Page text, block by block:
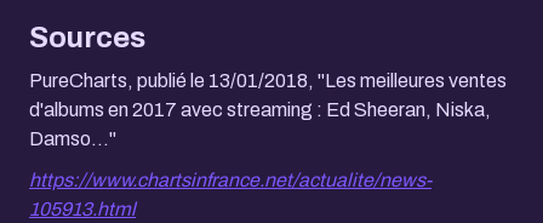
Sources
PureCharts, publié le 13/01/2018, "Les meilleures ventes
d'albums en 2017 avec streaming : Ed Sheeran, Niska,
Damso..."
https://www.chartsinfrance.net/actualite/news-
105913.html